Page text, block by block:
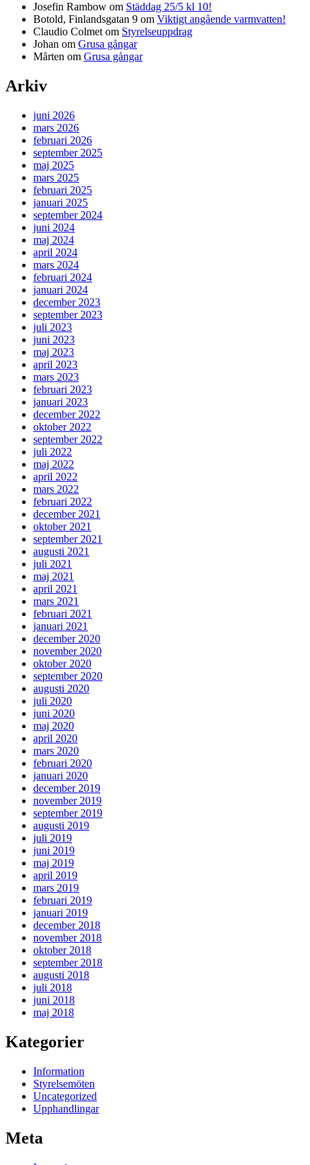
Josefin Rambow om Städdag 25/5 kl 10!
Botold, Finlandsgatan 9 om Viktigt angående varmvatten!
Claudio Colmet om Styrelseuppdrag
Johan om Grusa gångar
Mårten om Grusa gångar
Arkiv
juni 2026
mars 2026
februari 2026
september 2025
maj 2025
mars 2025
februari 2025
januari 2025
september 2024
juni 2024
maj 2024
april 2024
mars 2024
februari 2024
januari 2024
december 2023
september 2023
juli 2023
juni 2023
maj 2023
april 2023
mars 2023
februari 2023
januari 2023
december 2022
oktober 2022
september 2022
juli 2022
maj 2022
april 2022
mars 2022
februari 2022
december 2021
oktober 2021
september 2021
augusti 2021
juli 2021
maj 2021
april 2021
mars 2021
februari 2021
januari 2021
december 2020
november 2020
oktober 2020
september 2020
augusti 2020
juli 2020
juni 2020
maj 2020
april 2020
mars 2020
februari 2020
januari 2020
december 2019
november 2019
september 2019
augusti 2019
juli 2019
juni 2019
maj 2019
april 2019
mars 2019
februari 2019
januari 2019
december 2018
november 2018
oktober 2018
september 2018
augusti 2018
juli 2018
juni 2018
maj 2018
Kategorier
Information
Styrelsemöten
Uncategorized
Upphandlingar
Meta